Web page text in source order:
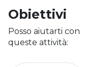
Obiettivi
Posso aiutarti con
queste attività: